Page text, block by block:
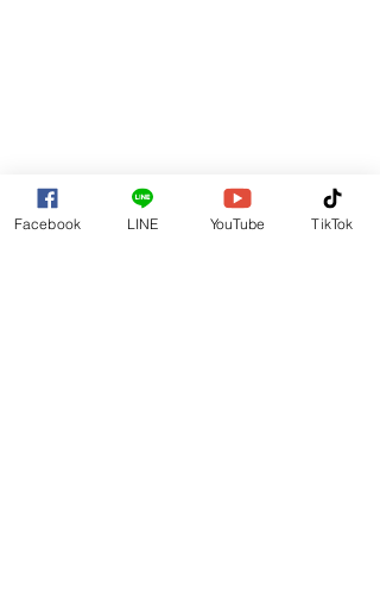
Facebook LINE YouTube TikTok